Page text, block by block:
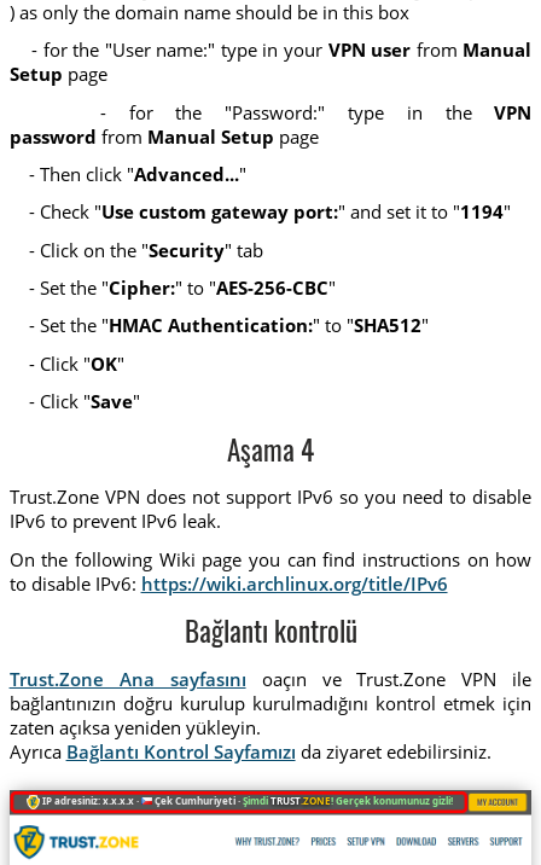
) as only the domain name should be in this box
- for the "User name:" type in your VPN user from Manual
Setup page
- for the "Password:" type in theVPN
password from Manual Setup page
- Then click "Advanced..."
- Check "Use custom gateway port:" and set it to "1194"
- Click on the "Security" tab
- Set the "Cipher:" to "AES-256-CBC"
- Set the "HMAC Authentication:" to "SHA512"
- Click "OK"
- Click "Save"
Aşama 4
Trust.Zone VPN does not support IPv6 so you need to disable
IPv6 to prevent IPv6 leak.
On the following Wiki page you can find instructions on how
to disable IPv6: https://wiki.archlinux.org/title/IPv6
Bağlantı kontrolü
Trust.Zone Ana sayfasını oaçın ve Trust.Zone VPN ile
bağlantınızın doğru kurulup kurulmadığını kontrol etmek için
zaten açıksa yeniden yükleyin.
Ayrıca Bağlantı Kontrol Sayfamızı da ziyaret edebilirsiniz.
IP adresiniz: x.x.x.x · Çek Cumhuriyeti ·ŞimdiTRUST.ZONE! Gerçek konumunuz gizli!